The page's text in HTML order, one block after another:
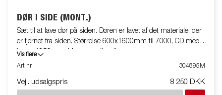
DØR I SIDE (MONT.)
Sæt til at lave dør på siden. Døren er lavet af det materiale, der
er fjernet fra siden. Størrelse 600x1600mm til 7000, CD med
højde 1850mm. Monteret på trailer
Vis flere
Art nr
304895M
Vejl. udsalgspris 8 250 DKK